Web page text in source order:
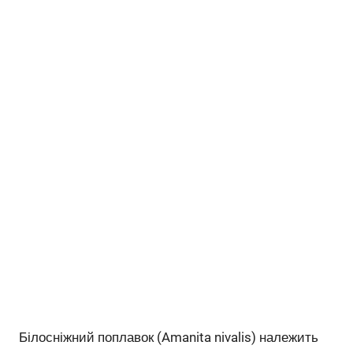
Білосніжний поплавок (Amanita nivalis) належить